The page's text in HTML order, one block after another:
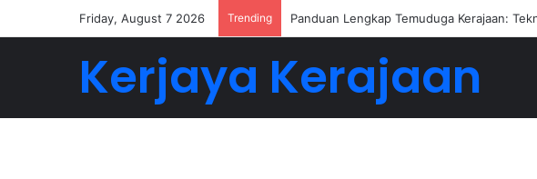
Friday, August 7 2026 Trending Buat 5-6 Angka Dengan Jadi Ejen Hartanah
Kerjaya Kerajaan